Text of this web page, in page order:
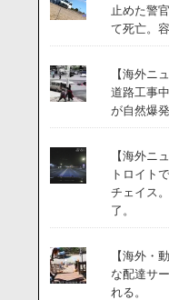
止めた警
て死亡。
【海外ニ
道路工事
が自然爆発
【海外ニ
トロイト
チェイス
了。
【海外・
な配達サ
れる。